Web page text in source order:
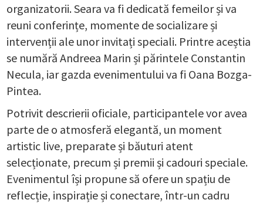
organizatorii. Seara va fi dedicată femeilor și va
reuni conferințe, momente de socializare și
intervenții ale unor invitați speciali. Printre aceștia
se numără Andreea Marin și părintele Constantin
Necula, iar gazda evenimentului va fi Oana Bozga-
Pintea.
Potrivit descrierii oficiale, participantele vor avea
parte de o atmosferă elegantă, un moment
artistic live, preparate și băuturi atent
selecționate, precum și premii și cadouri speciale.
Evenimentul își propune să ofere un spațiu de
reflecție, inspirație și conectare, într-un cadru